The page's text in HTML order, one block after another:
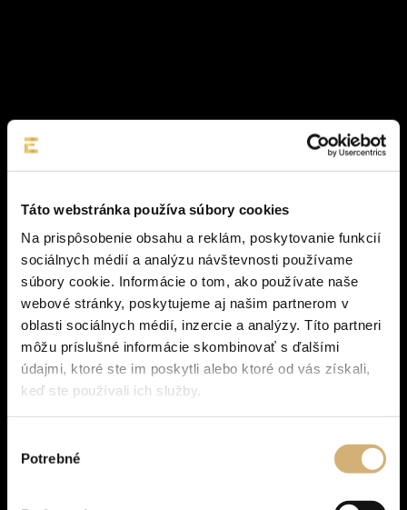
Táto webstránka používa súbory cookies
Na prispôsobenie obsahu a reklám, poskytovanie funkcií
sociálnych médií a analýzu návštevnosti používame
súbory cookie. Informácie o tom, ako používate naše
webové stránky, poskytujeme aj našim partnerom v
oblasti sociálnych médií, inzercie a analýzy. Títo partneri
môžu príslušné informácie skombinovať s ďalšími
údajmi, ktoré ste im poskytli alebo ktoré od vás získali,
keď ste používali ich služby.
súhlasu
Potrebné